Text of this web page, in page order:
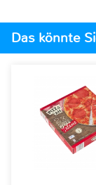
Das könnte